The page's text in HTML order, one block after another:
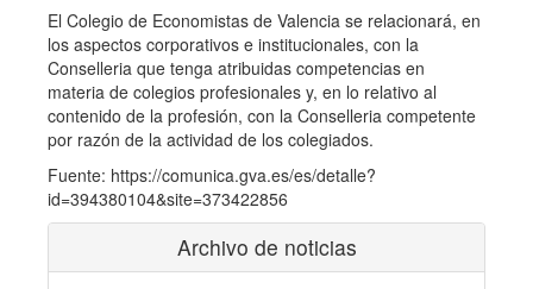
El Colegio de Economistas de Valencia se relacionará, en
los aspectos corporativos e institucionales, con la
Conselleria que tenga atribuidas competencias en
materia de colegios profesionales y, en lo relativo al
contenido de la profesión, con la Conselleria competente
por razón de la actividad de los colegiados.
Fuente: https://comunica.gva.es/es/detalle?
id=394380104&site=373422856
Archivo de noticias